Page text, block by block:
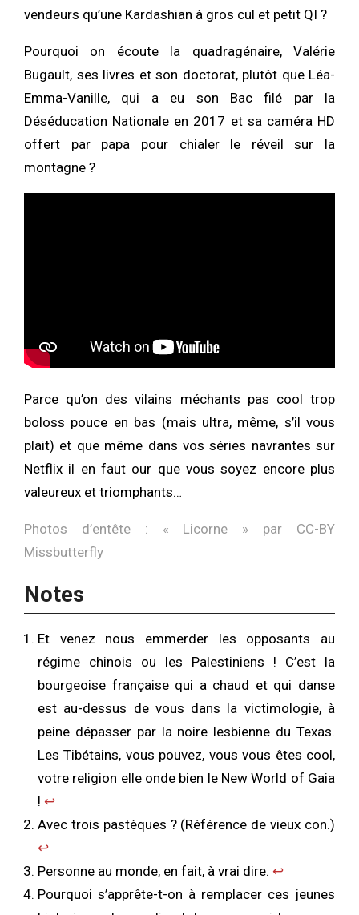
vendeurs qu’une Kardashian à gros cul et petit QI ?
Pourquoi on écoute la quadragénaire, Valérie
Bugault, ses livres et son doctorat, plutôt que Léa-
Emma-Vanille, qui a eu son Bac filé par la
Déséducation Nationale en 2017 et sa caméra HD
offert par papa pour chialer le réveil sur la
montagne ?
Parce qu’on des vilains méchants pas cool trop
boloss pouce en bas (mais ultra, même, s’il vous
plait) et que même dans vos séries navrantes sur
Netflix il en faut our que vous soyez encore plus
valeureux et triomphants…
Photos d’entête : « Licorne » par CC-BY
Missbutterfly
Notes
Et venez nous emmerder les opposants au
régime chinois ou les Palestiniens ! C’est la
bourgeoise française qui a chaud et qui danse
est au-dessus de vous dans la victimologie, à
peine dépasser par la noire lesbienne du Texas.
Les Tibétains, vous pouvez, vous vous êtes cool,
votre religion elle onde bien le New World of Gaia
! ↩︎
Avec trois pastèques ? (Référence de vieux con.)
↩︎
Personne au monde, en fait, à vrai dire. ↩︎
Pourquoi s’apprête-t-on à remplacer ces jeunes